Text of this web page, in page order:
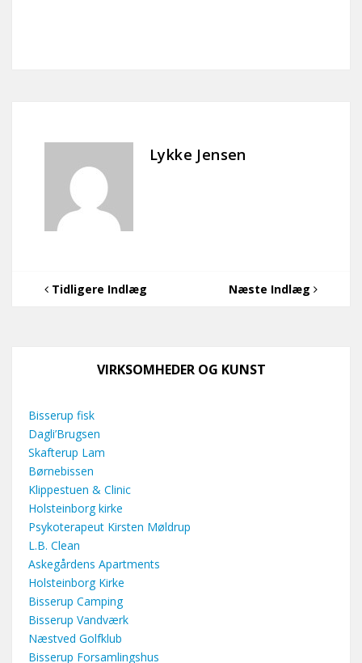
Lykke Jensen
Tidligere Indlæg Næste Indlæg
VIRKSOMHEDER OG KUNST
Bisserup fisk
Dagli’Brugsen
Skafterup Lam
Børnebissen
Klippestuen & Clinic
Holsteinborg kirke
Psykoterapeut Kirsten Møldrup
L.B. Clean
Askegårdens Apartments
Holsteinborg Kirke
Bisserup Camping
Bisserup Vandværk
Næstved Golfklub
Bisserup Forsamlingshus